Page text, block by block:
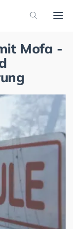
Mofa -